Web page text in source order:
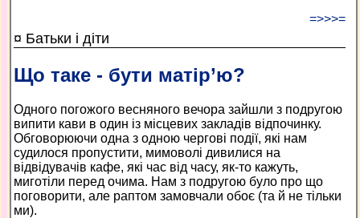
=>>>=
¤ Батьки і діти
Що таке - бути матір’ю?
Одного погожого весняного вечора зайшли з подругою
випити кави в один із місцевих закладів відпочинку.
Обговорюючи одна з одною чергові події, які нам
судилося пропустити, мимоволі дивилися на
відвідувачів кафе, які час від часу, як-то кажуть,
миготіли перед очима. Нам з подругою було про що
поговорити, але раптом замовчали обоє (та й не тільки
ми).